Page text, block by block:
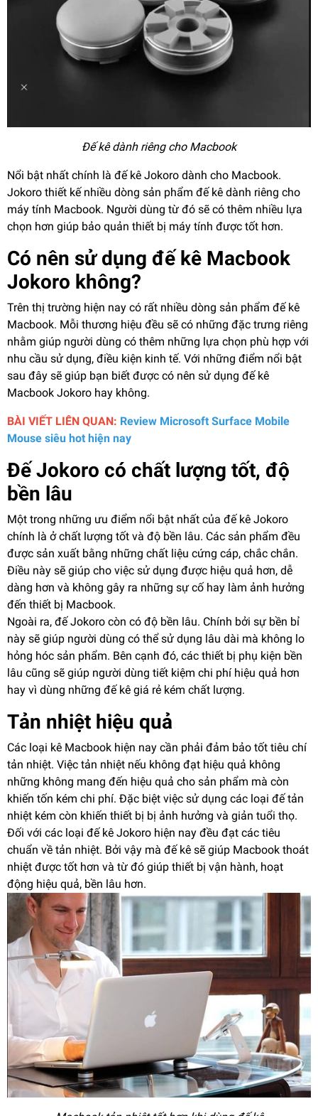
Đế kê dành riêng cho Macbook
Nổi bật nhất chính là đế kê Jokoro dành cho Macbook.
Jokoro thiết kế nhiều dòng sản phẩm đế kê dành riêng cho
máy tính Macbook. Người dùng từ đó sẽ có thêm nhiều lựa
chọn hơn giúp bảo quản thiết bị máy tính được tốt hơn.
Có nên sử dụng đế kê Macbook
Jokoro không?
Trên thị trường hiện nay có rất nhiều dòng sản phẩm đế kê
Macbook. Mỗi thương hiệu đều sẽ có những đặc trưng riêng
nhằm giúp người dùng có thêm những lựa chọn phù hợp với
nhu cầu sử dụng, điều kiện kinh tế. Với những điểm nổi bật
sau đây sẽ giúp bạn biết được có nên sử dụng đế kê
Macbook Jokoro hay không.
BÀI VIẾT LIÊN QUAN: Review Microsoft Surface Mobile
Mouse siêu hot hiện nay
Đế Jokoro có chất lượng tốt, độ
bền lâu
Một trong những ưu điểm nổi bật nhất của đế kê Jokoro
chính là ở chất lượng tốt và độ bền lâu. Các sản phẩm đều
được sản xuất bằng những chất liệu cứng cáp, chắc chắn.
Điều này sẽ giúp cho việc sử dụng được hiệu quả hơn, dễ
dàng hơn và không gây ra những sự cố hay làm ảnh hưởng
đến thiết bị Macbook.
Ngoài ra, đế Jokoro còn có độ bền lâu. Chính bởi sự bền bỉ
này sẽ giúp người dùng có thể sử dụng lâu dài mà không lo
hỏng hóc sản phẩm. Bên cạnh đó, các thiết bị phụ kiện bền
lâu cũng sẽ giúp người dùng tiết kiệm chi phí hiệu quả hơn
hay vì dùng những đế kê giá rẻ kém chất lượng.
Tản nhiệt hiệu quả
Các loại kê Macbook hiện nay cần phải đảm bảo tốt tiêu chí
tản nhiệt. Việc tản nhiệt nếu không đạt hiệu quả không
những không mang đến hiệu quả cho sản phẩm mà còn
khiến tốn kém chi phí. Đặc biệt việc sử dụng các loại đế tản
nhiệt kém còn khiến thiết bị bị ảnh hưởng và giản tuổi thọ.
Đối với các loại đế kê Jokoro hiện nay đều đạt các tiêu
chuẩn về tản nhiệt. Bởi vậy mà đế kê sẽ giúp Macbook thoát
nhiệt được tốt hơn và từ đó giúp thiết bị vận hành, hoạt
động hiệu quả, bền lâu hơn.